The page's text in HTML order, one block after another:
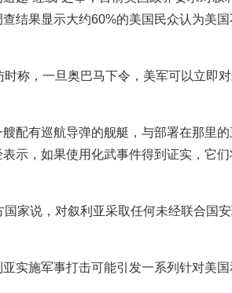
结果显示大约60%的美国民众认为美国
称，一旦奥巴马下令，美军可以立即对
配有巡航导弹的舰艇，与部署在那里的
示，如果使用化武事件得到证实，它们
家说，对叙利亚采取任何未经联合国
实施军事打击可能引发一系列针对美国